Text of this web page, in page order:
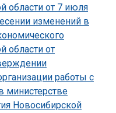
области от 7 июля
изменений в
области от
работы с
министерстве
Новосибирской